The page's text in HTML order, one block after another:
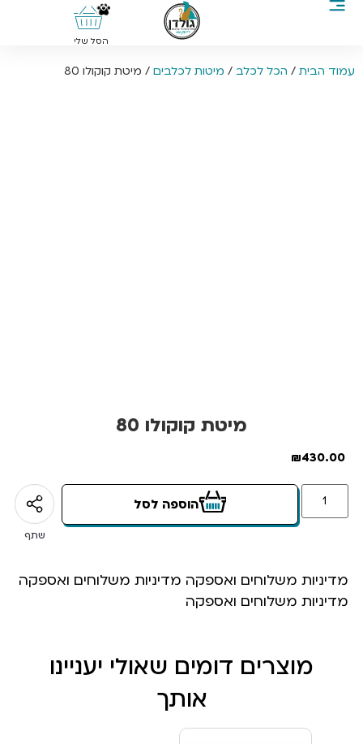
0
הסל שלי
עמוד הבית / הכל לכלב / מיטות לכלבים / מיטת קוקולו 80
מיטת קוקולו 80
430.00
₪
הוספה לסל
שתף
מדיניות משלוחים ואספקה מדיניות משלוחים ואספקה
מדיניות משלוחים ואספקה
מוצרים דומים שאולי יעניינו
אותך